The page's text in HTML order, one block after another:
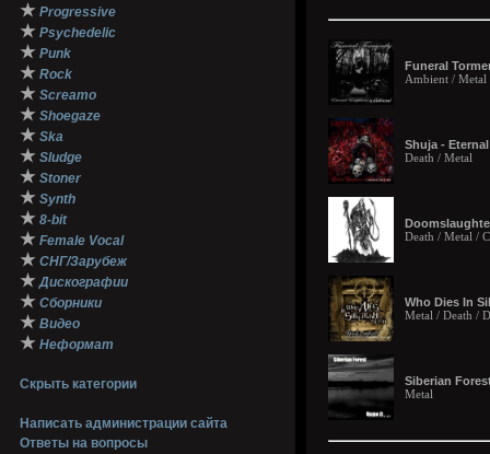
★ Progressive
★ Psychedelic
★ Punk
★ Rock
★ Screamo
★ Shoegaze
★ Ska
★ Sludge
★ Stoner
★ Synth
★ 8-bit
★ Female Vocal
★ СНГ/Зарубеж
★ Дискографии
★ Сборники
★ Видео
★ Неформат
Скрыть категории
Написать администрации сайта
Ответы на вопросы
Funeral
Ambient /
Shuja -
Death / Metal
Death / Metal /
Who Dies In
Metal / Death /
Siberian
Metal